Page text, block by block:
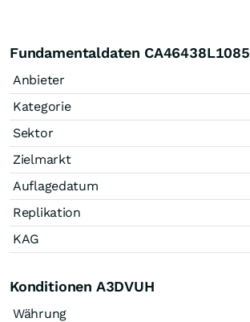
Fundamentaldaten CA46438L1085
Anbieter
Kategorie
Sektor
Zielmarkt
Auflagedatum
Replikation
KAG
Konditionen A3DVUH
Währung